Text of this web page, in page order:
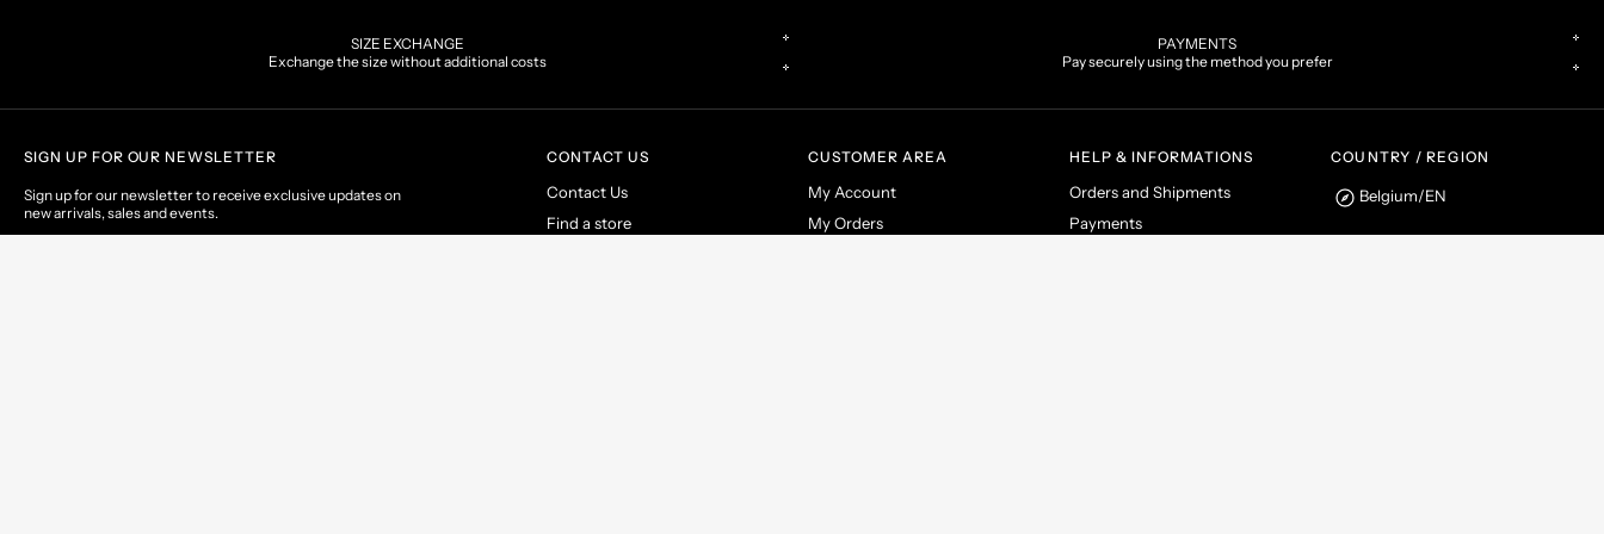
SIZE EXCHANGE
Exchange the size without additional costs
PAYMENTS
Pay securely using the method you prefer
SIGN UP FOR OUR NEWSLETTER
Sign up for our newsletter to receive exclusive updates on
new arrivals, sales and events.
CONTACT US
Contact Us
Find a store
CUSTOMER AREA
My Account
My Orders
HELP & INFORMATIONS
Orders and Shipments
Payments
COUNTRY / REGION
Belgium/EN